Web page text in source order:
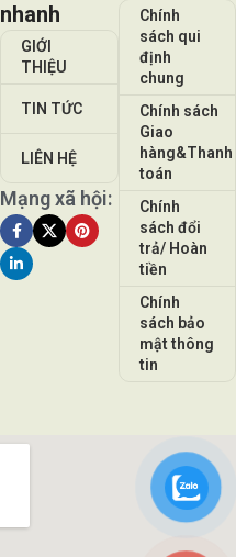
nhanh
GIỚI
THIỆU
TIN TỨC
LIÊN HỆ
Mạng xã hội:
Chính
sách qui
định
chung
Chính sách
Giao
hàng&Thanh
toán
Chính
sách đổi
trả/ Hoàn
tiền
Chính
sách bảo
mật thông
tin